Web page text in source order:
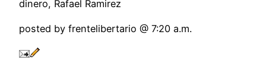
dinero, Rafael Ramirez
posted by frentelibertario @ 7:20 a.m.